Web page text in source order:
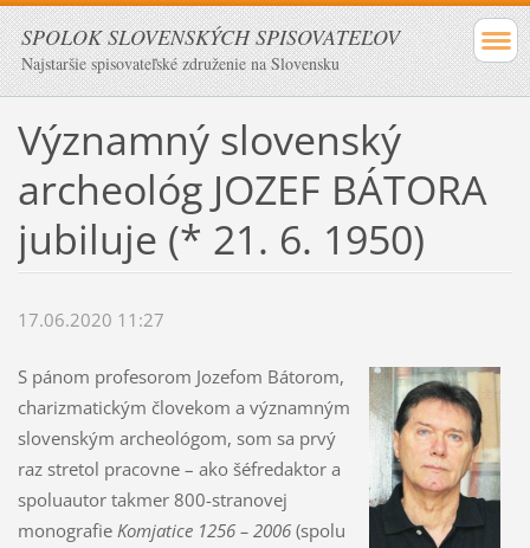
SPOLOK SLOVENSKÝCH SPISOVATEĽOV
Najstaršie spisovateľské združenie na Slovensku
Významný slovenský
archeológ JOZEF BÁTORA
jubiluje (* 21. 6. 1950)
17.06.2020 11:27
S pánom profesorom Jozefom Bátorom,
charizmatickým človekom a významným
slovenským archeológom, som sa prvý
raz stretol pracovne – ako šéfredaktor a
spoluautor takmer 800-stranovej
monografie Komjatice 1256 – 2006 (spolu